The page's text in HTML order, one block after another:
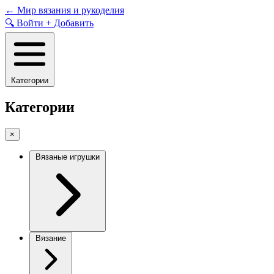
Skip
to
content
← Мир вязания и рукоделия
🔍 Войти + Добавить
Категории
Категории
×
Вязаные игрушки
Вязание